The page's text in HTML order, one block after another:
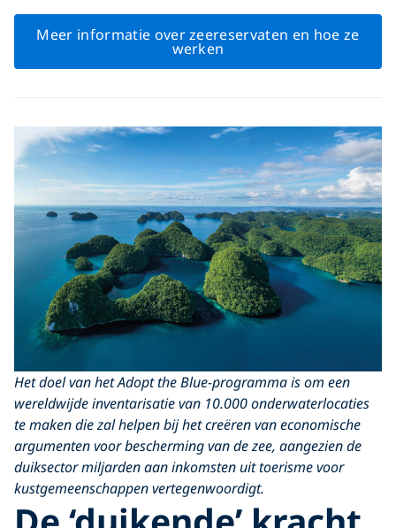
Meer informatie over zeereservaten en hoe ze
werken
Het doel van het Adopt the Blue-programma is om een
wereldwijde inventarisatie van 10.000 onderwaterlocaties
te maken die zal helpen bij het creëren van economische
argumenten voor bescherming van de zee, aangezien de
duiksector miljarden aan inkomsten uit toerisme voor
kustgemeenschappen vertegenwoordigt.